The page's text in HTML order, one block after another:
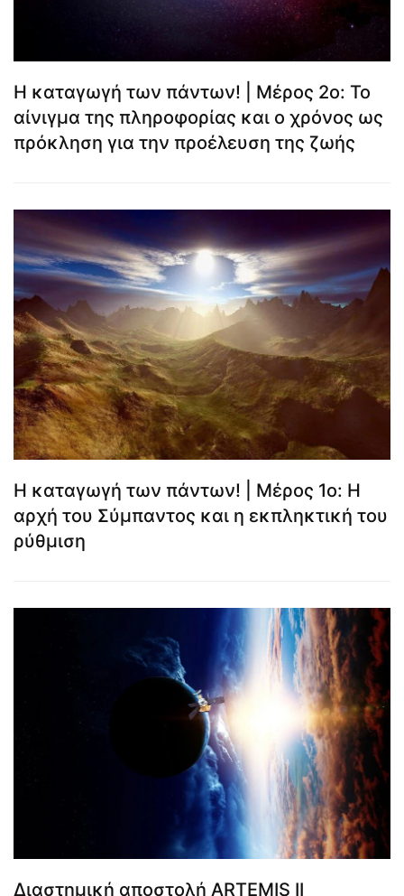
Η καταγωγή των πάντων! | Μέρος 2ο: Το
αίνιγμα της πληροφορίας και ο χρόνος ως
πρόκληση για την προέλευση της ζωής
Η καταγωγή των πάντων! | Μέρος 1ο: Η
αρχή του Σύμπαντος και η εκπληκτική του
ρύθμιση
Διαστημική αποστολή ARTEMIS II